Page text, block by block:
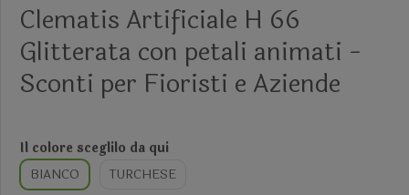
Clematis Artificiale H 66
Glitterata con petali animati -
Sconti per Fioristi e Aziende
Il colore sceglilo da qui
BIANCO
TURCHESE